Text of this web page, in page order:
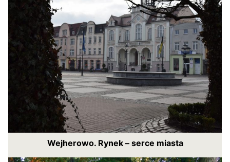
Wejherowo. Rynek – serce miasta